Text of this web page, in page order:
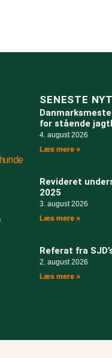
SENESTE NYT
for stående
4. august 2026
Læs mere »
Revideret
2025
3. august 2026
Læs mere »
Referat fra
2. august 2026
Læs mere »